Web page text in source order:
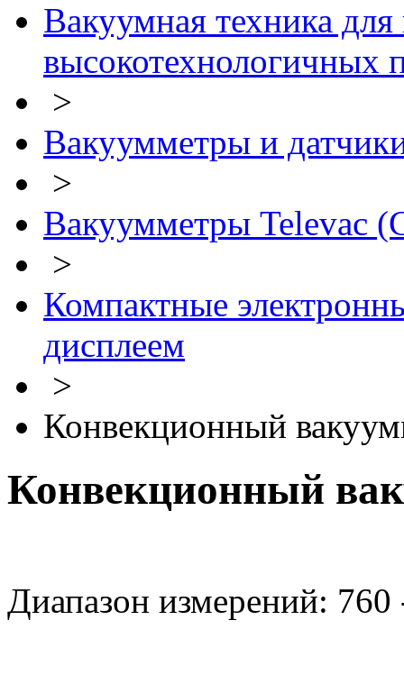
Вакуумная техника
высокотехнологичных
>
Вакуумметры и
>
Вакуумметры Televac
>
Компактные
дисплеем
>
Конвекционный
Конвекционный
Диапазон измерений: 760